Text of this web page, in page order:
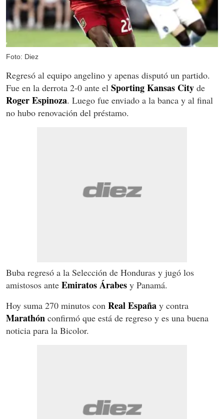
Foto: Diez
Regresó al equipo angelino y apenas disputó un partido.
Fue en la derrota 2-0 ante el Sporting Kansas City de
Roger Espinoza. Luego fue enviado a la banca y al final
no hubo renovación del préstamo.
Buba regresó a la Selección de Honduras y jugó los
amistosos ante Emiratos Árabes y Panamá.
Hoy suma 270 minutos con Real España y contra
Marathón confirmó que está de regreso y es una buena
noticia para la Bicolor.